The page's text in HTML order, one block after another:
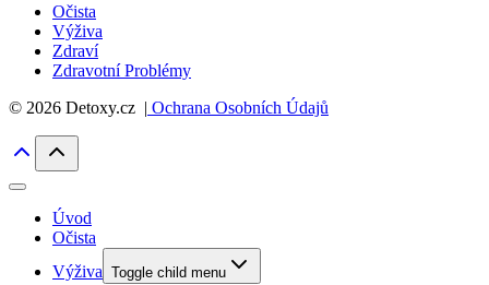
Očista
Výživa
Zdraví
Zdravotní Problémy
© 2026 Detoxy.cz | Ochrana Osobních Údajů
Úvod
Očista
Výživa Toggle child menu